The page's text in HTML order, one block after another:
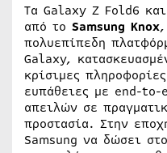
Τα Galaxy Z Fold6
από το Samsung Knox
πολυεπίπεδη
Galaxy,
κρίσιμες
ευπάθειες με end-to-
απειλών σε
προστασία. Στην
Samsung να δώσει